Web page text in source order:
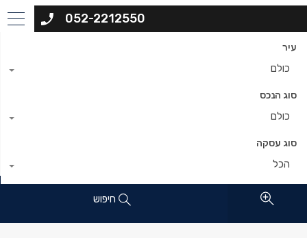
052-2212550
עיר
כולם
סוג הנכס
כולם
סוג עסקה
הכל
חיפוש